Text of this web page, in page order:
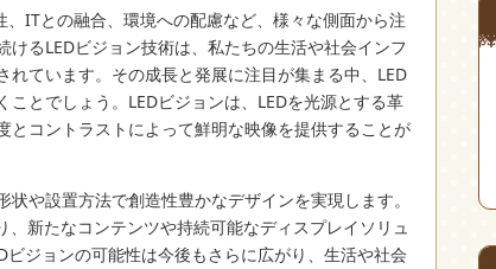
ITとの融合、環境への配慮など、様々な側面から注
けるLEDビジョン技術は、私たちの生活や社会インフ
れています。その成長と発展に注目が集まる中、LED
とでしょう。LEDビジョンは、LEDを光源とする革
とコントラストによって鮮明な映像を提供することが
や設置方法で創造性豊かなデザインを実現します。
新たなコンテンツや持続可能なディスプレイソリュ
ジョンの可能性は今後もさらに広がり、生活や社会